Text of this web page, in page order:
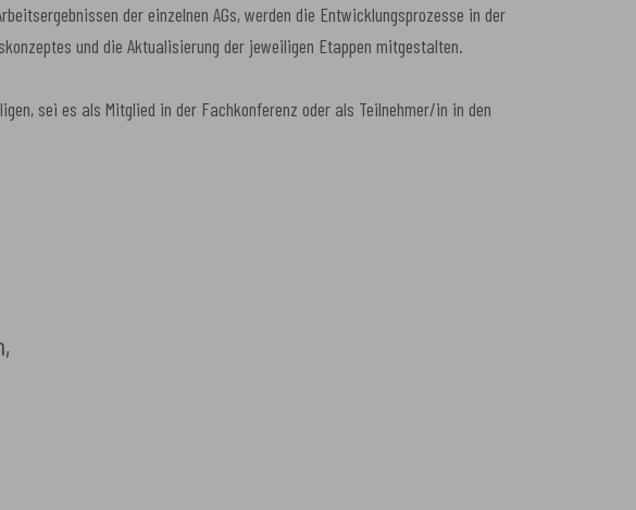
der einzelnen AGs, werden die Entwicklungsprozesse in der
und die Aktualisierung der jeweiligen Etappen mitgestalten.
sei es als Mitglied in der Fachkonferenz oder als Teilnehmer/in in den